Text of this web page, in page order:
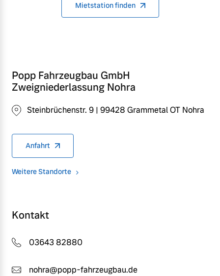
Mietstation finden
Popp Fahrzeugbau GmbH
Zweigniederlassung Nohra
Steinbrüchenstr. 9 | 99428 Grammetal OT Nohra
Anfahrt
Weitere Standorte
Kontakt
03643 82880
nohra@popp-fahrzeugbau.de